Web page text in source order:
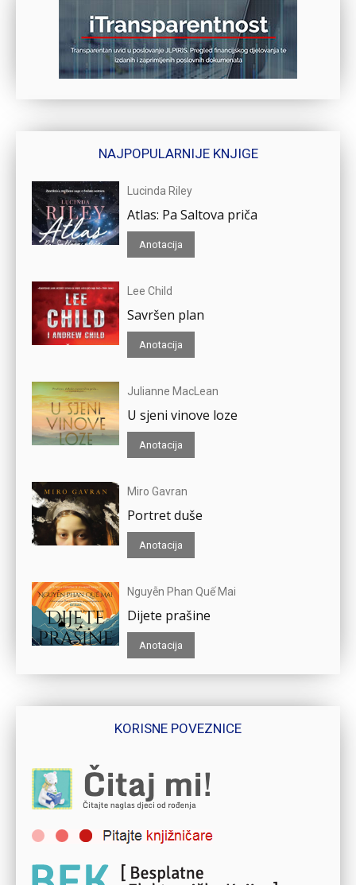
NAJPOPULARNIJE KNJIGE
Lucinda Riley
Atlas: Pa Saltova priča
Anotacija
Lee Child
Savršen plan
Anotacija
Julianne MacLean
U sjeni vinove loze
Anotacija
Miro Gavran
Portret duše
Anotacija
Nguyễn Phan Quế Mai
Dijete prašine
Anotacija
KORISNE POVEZNICE